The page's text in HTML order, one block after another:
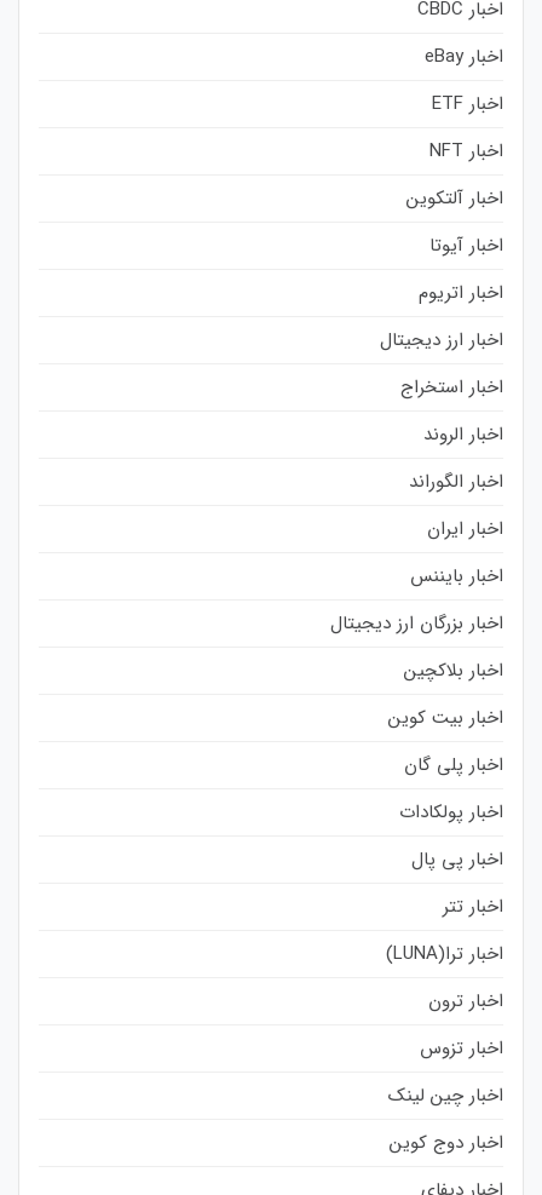
اخبار CBDC
اخبار eBay
اخبار ETF
اخبار NFT
اخبار آلتکوین
اخبار آیوتا
اخبار اتریوم
اخبار ارز دیجیتال
اخبار استخراج
اخبار الروند
اخبار الگوراند
اخبار ایران
اخبار بایننس
اخبار بزرگان ارز دیجیتال
اخبار بلاکچین
اخبار بیت کوین
اخبار پلی گان
اخبار پولکادات
اخبار پی پال
اخبار تتر
اخبار ترا(LUNA)
اخبار ترون
اخبار تزوس
اخبار چین لینک
اخبار دوج کوین